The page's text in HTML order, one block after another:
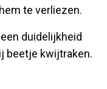
te verliezen.
duidelijkheid
beetje kwijtraken.